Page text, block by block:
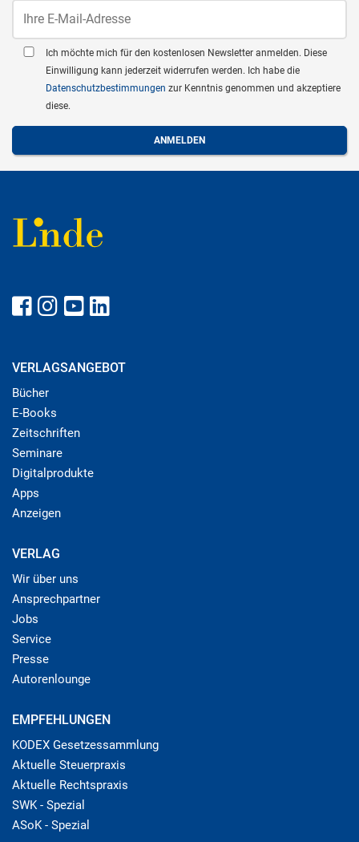
Ich möchte mich für den kostenlosen Newsletter anmelden. Diese
Einwilligung kann jederzeit widerrufen werden. Ich habe die
Datenschutzbestimmungen zur Kenntnis genommen und akzeptiere
diese.
VERLAGSANGEBOT
Bücher
E-Books
Zeitschriften
Seminare
Digitalprodukte
Apps
Anzeigen
VERLAG
Wir über uns
Ansprechpartner
Jobs
Service
Presse
Autorenlounge
EMPFEHLUNGEN
KODEX Gesetzessammlung
Aktuelle Steuerpraxis
Aktuelle Rechtspraxis
SWK - Spezial
ASoK - Spezial